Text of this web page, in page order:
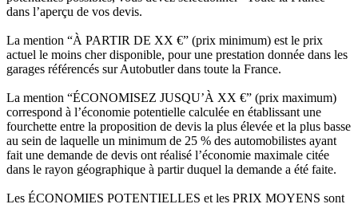
dans l’aperçu de vos devis.
La mention “À PARTIR DE XX €” (prix minimum) est le prix
actuel le moins cher disponible, pour une prestation donnée dans les
garages référencés sur Autobutler dans toute la France.
La mention “ÉCONOMISEZ JUSQU’À XX €” (prix maximum)
correspond à l’économie potentielle calculée en établissant une
fourchette entre la proposition de devis la plus élevée et la plus basse
au sein de laquelle un minimum de 25 % des automobilistes ayant
fait une demande de devis ont réalisé l’économie maximale citée
dans le rayon géographique à partir duquel la demande a été faite.
Les ÉCONOMIES POTENTIELLES et les PRIX MOYENS sont